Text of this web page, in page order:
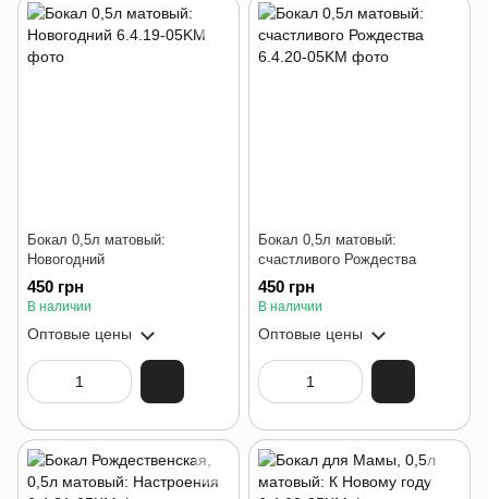
Бокал 0,5л матовый:
Новогодний
450 грн
В наличии
Оптовые цены
Бокал 0,5л матовый:
счастливого Рождества
450 грн
В наличии
Оптовые цены